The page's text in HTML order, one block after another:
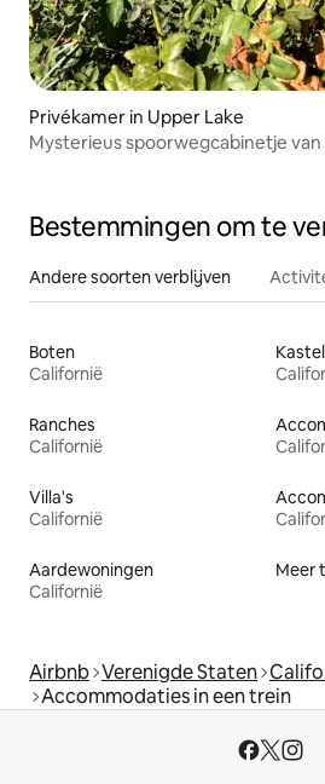
Privékamer in Upper Lake
Mysterieus spoorwegcabinetje
Bestemmingen om te
Andere soorten verblijven
Boten
Californië
Ranches
Californië
Villa's
Californië
Aardewoningen
Californië
Meer
Airbnb Verenigde Staten
Accommodaties in een trein